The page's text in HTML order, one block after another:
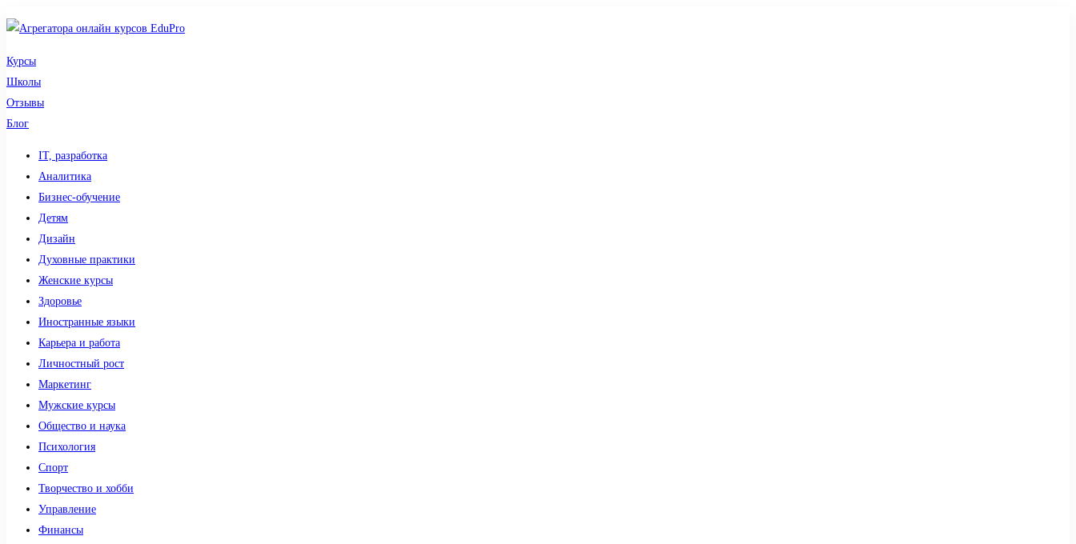
Курсы
Школы
Отзывы
Блог
IT, разработка
Аналитика
Бизнес-обучение
Детям
Дизайн
Духовные практики
Женские курсы
Здоровье
Иностранные языки
Карьера и работа
Личностный рост
Маркетинг
Мужские курсы
Общество и наука
Психология
Спорт
Творчество и хобби
Управление
Финансы